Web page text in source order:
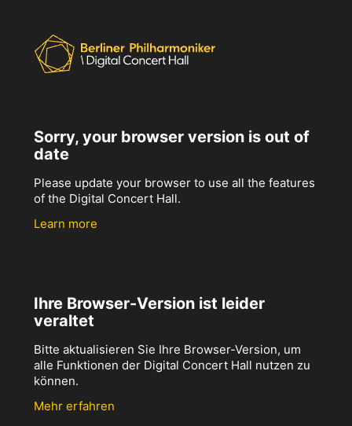
Sorry, your browser version is out of
date
Please update your browser to use all the features
of the Digital Concert Hall.
Learn more
Ihre Browser-Version ist leider
veraltet
Bitte aktualisieren Sie Ihre Browser-Version, um
alle Funktionen der Digital Concert Hall nutzen zu
können.
Mehr erfahren